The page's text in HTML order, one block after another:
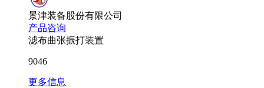
景津装备股份有限公司
产品咨询
滤布曲张振打装置
9046
更多信息